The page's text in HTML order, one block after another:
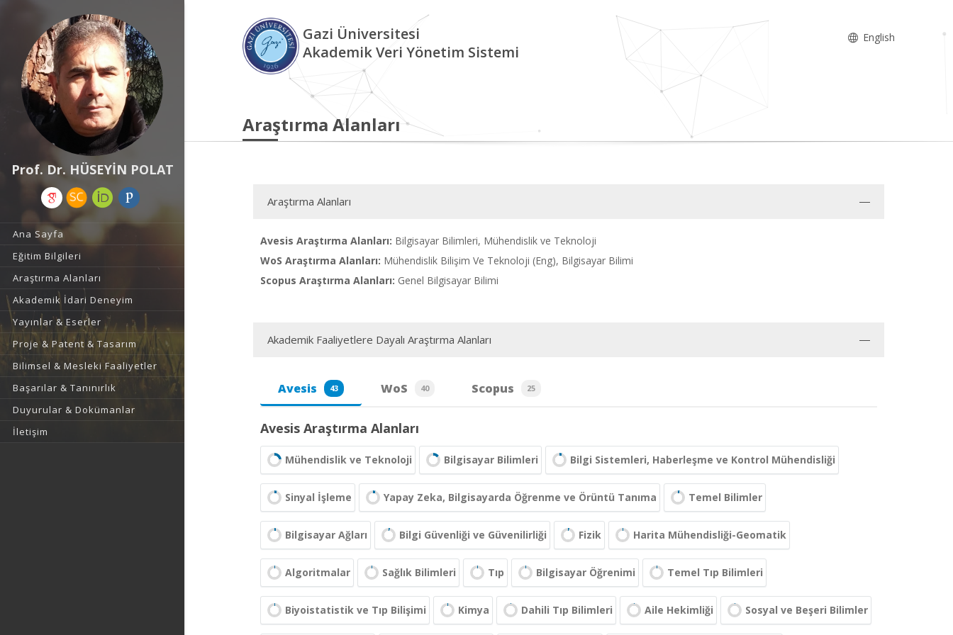
Prof. Dr. HÜSEYİN POLAT
Ana Sayfa
Eğitim Bilgileri
Araştırma Alanları
Akademik İdari Deneyim
Yayınlar & Eserler
Proje & Patent & Tasarım
Bilimsel & Mesleki Faaliyetler
Başarılar & Tanınırlık
Duyurular & Dokümanlar
İletişim
Gazi Üniversitesi
Akademik Veri Yönetim Sistemi
English
Araştırma Alanları
Araştırma Alanları
Avesis Araştırma Alanları: Bilgisayar Bilimleri, Mühendislik ve Teknoloji
WoS Araştırma Alanları: Mühendislik Bilişim Ve Teknoloji (Eng), Bilgisayar Bilimi
Scopus Araştırma Alanları: Genel Bilgisayar Bilimi
Akademik Faaliyetlere Dayalı Araştırma Alanları
Avesis 43 WoS 40 Scopus 25
Avesis Araştırma Alanları
Mühendislik ve Teknoloji Bilgisayar Bilimleri Bilgi Sistemleri, Haberleşme ve Kontrol Mühendisliği
Sinyal İşleme Yapay Zeka, Bilgisayarda Öğrenme ve Örüntü Tanıma Temel Bilimler
Bilgisayar Ağları Bilgi Güvenliği ve Güvenilirliği Fizik Harita Mühendisliği-Geomatik
Algoritmalar Sağlık Bilimleri Tıp Bilgisayar Öğrenimi Temel Tıp Bilimleri
Biyoistatistik ve Tıp Bilişimi Kimya Dahili Tıp Bilimleri Aile Hekimliği Sosyal ve Beşeri Bilimler